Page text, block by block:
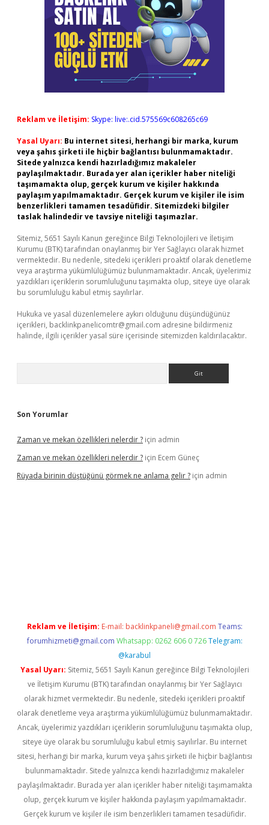
Reklam ve İletişim: Skype: live:.cid.575569c608265c69
Yasal Uyarı: Bu internet sitesi, herhangi bir marka, kurum
veya şahıs şirketi ile hiçbir bağlantısı bulunmamaktadır.
Sitede yalnızca kendi hazırladığımız makaleler
paylaşılmaktadır. Burada yer alan içerikler haber niteliği
taşımamakta olup, gerçek kurum ve kişiler hakkında
paylaşım yapılmamaktadır. Gerçek kurum ve kişiler ile isim
benzerlikleri tamamen tesadüfidir. Sitemizdeki bilgiler
taslak halindedir ve tavsiye niteliği taşımazlar.
Sitemiz, 5651 Sayılı Kanun gereğince Bilgi Teknolojileri ve İletişim
Kurumu (BTK) tarafından onaylanmış bir Yer Sağlayıcı olarak hizmet
vermektedir. Bu nedenle, sitedeki içerikleri proaktif olarak denetleme
veya araştırma yükümlülüğümüz bulunmamaktadır. Ancak, üyelerimiz
yazdıkları içeriklerin sorumluluğunu taşımakta olup, siteye üye olarak
bu sorumluluğu kabul etmiş sayılırlar.
Hukuka ve yasal düzenlemelere aykırı olduğunu düşündüğünüz
içerikleri, backlinkpanelicomtr@gmail.com adresine bildirmeniz
halinde, ilgili içerikler yasal süre içerisinde sitemizden kaldırılacaktır.
Son Yorumlar
Zaman ve mekan özellikleri nelerdir ? için admin
Zaman ve mekan özellikleri nelerdir ? için Ecem Güneç
Rüyada birinin düştüğünü görmek ne anlama gelir ? için admin
Reklam ve İletişim: E-mail: backlinkpaneli@gmail.com Teams:
forumhizmeti@gmail.com Whatsapp: 0262 606 0 726 Telegram:
@karabul
Yasal Uyarı: Sitemiz, 5651 Sayılı Kanun gereğince Bilgi Teknolojileri
ve İletişim Kurumu (BTK) tarafından onaylanmış bir Yer Sağlayıcı
olarak hizmet vermektedir. Bu nedenle, sitedeki içerikleri proaktif
olarak denetleme veya araştırma yükümlülüğümüz bulunmamaktadır.
Ancak, üyelerimiz yazdıkları içeriklerin sorumluluğunu taşımakta olup,
siteye üye olarak bu sorumluluğu kabul etmiş sayılırlar. Bu internet
sitesi, herhangi bir marka, kurum veya şahıs şirketi ile hiçbir bağlantısı
bulunmamaktadır. Sitede yalnızca kendi hazırladığımız makaleler
paylaşılmaktadır. Burada yer alan içerikler haber niteliği taşımamakta
olup, gerçek kurum ve kişiler hakkında paylaşım yapılmamaktadır.
Gerçek kurum ve kişiler ile isim benzerlikleri tamamen tesadüfidir.